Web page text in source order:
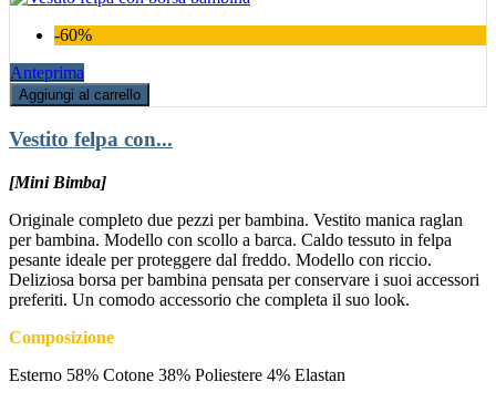
-60%
Anteprima
Aggiungi al carrello
Vestito felpa con...
[Mini Bimba]
Originale completo due pezzi per bambina. Vestito manica raglan
per bambina. Modello con scollo a barca. Caldo tessuto in felpa
pesante ideale per proteggere dal freddo. Modello con riccio.
Deliziosa borsa per bambina pensata per conservare i suoi accessori
preferiti. Un comodo accessorio che completa il suo look.
Composizione
Esterno 58% Cotone 38% Poliestere 4% Elastan